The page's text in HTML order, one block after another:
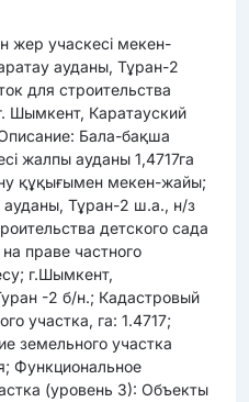
жер учаскесі мекен-
ауданы, Тұран-2
для строительства
Шымкент, Каратауский
Бала-бақша
жалпы ауданы 1,4717га
құқығымен мекен-жайы;
Тұран-2 ш.а., н/з
детского сада
праве частного
г.Шымкент,
-2 б/н.; Кадастровый
участка, га: 1.4717;
земельного участка
Функциональное
(уровень 3): Объекты